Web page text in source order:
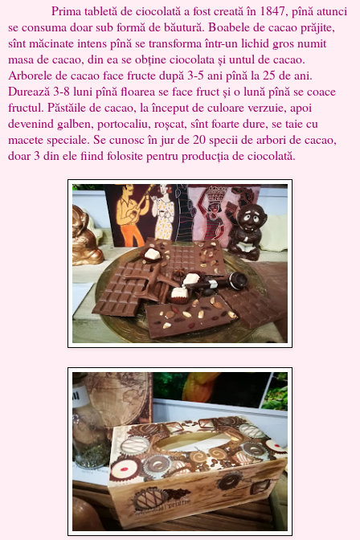
Prima tabletă de ciocolată a fost creată în 1847, pînă atunci
se consuma doar sub formă de băutură. Boabele de cacao prăjite,
sînt măcinate intens pînă se transforma într-un lichid gros numit
masa de cacao, din ea se obține ciocolata și untul de cacao.
Arborele de cacao face fructe după 3-5 ani pînă la 25 de ani.
Durează 3-8 luni pînă floarea se face fruct și o lună pînă se coace
fructul. Păstăile de cacao, la început de culoare verzuie, apoi
devenind galben, portocaliu, roșcat, sînt foarte dure, se taie cu
macete speciale. Se cunosc în jur de 20 specii de arbori de cacao,
doar 3 din ele fiind folosite pentru producția de ciocolată.